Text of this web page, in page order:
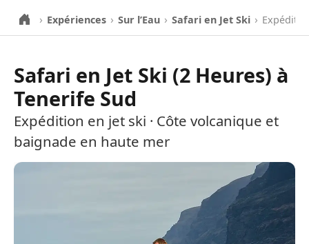
› Expériences › Sur l’Eau › Safari en Jet Ski ›
Safari en Jet Ski (2 Heures) à
Tenerife Sud
Expédition en jet ski · Côte volcanique et
baignade en haute mer